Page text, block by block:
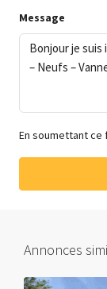
Message
En soumettant
Annonces